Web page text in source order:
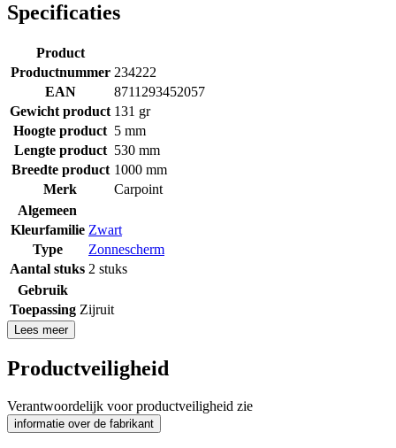
Specificaties
Product
Productnummer 234222
EAN
8711293452057
Gewicht product 131 gr
Hoogte product 5 mm
Lengte product 530 mm
Breedte product 1000 mm
Merk
Carpoint
Algemeen
Kleurfamilie Zwart
Type
Zonnescherm
Aantal stuks 2 stuks
Gebruik
Toepassing Zijruit
Lees meer
Productveiligheid
Verantwoordelijk voor productveiligheid zie
informatie over de fabrikant